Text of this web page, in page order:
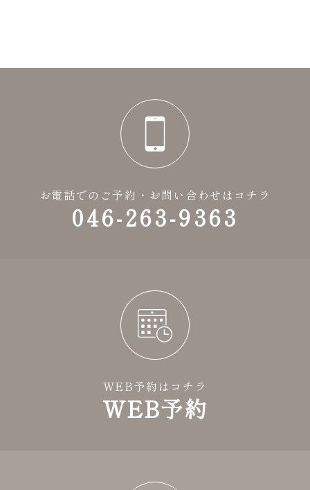
お電話でのご予約・お問い合わせはコチラ
046-263-9363
WEB予約はコチラ
WEB予約